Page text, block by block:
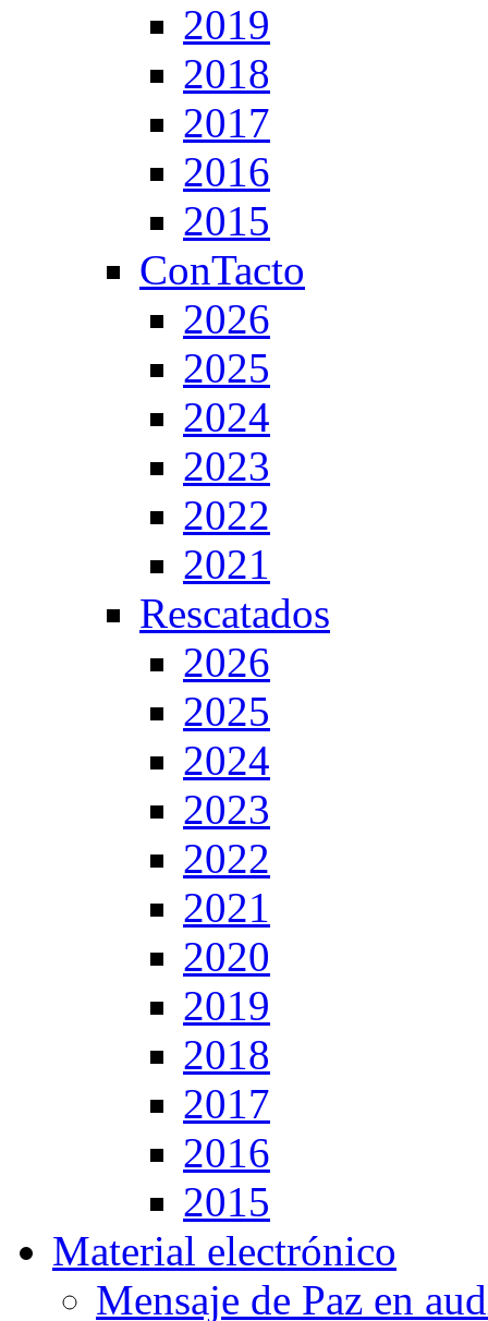
2019
2018
2017
2016
2015
ConTacto
2026
2025
2024
2023
2022
2021
Rescatados
2026
2025
2024
2023
2022
2021
2020
2019
2018
2017
2016
2015
Material electrónico
Mensaje de Paz en